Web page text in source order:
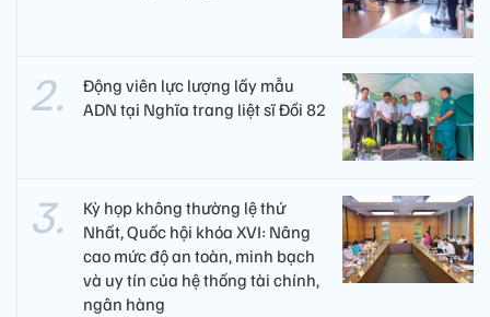
Động viên lực lượng lấy mẫu
ADN tại Nghĩa trang liệt sĩ Đồi 82​
Kỳ họp không thường lệ thứ
Nhất, Quốc hội khóa XVI: Nâng
cao mức độ an toàn, minh bạch
và uy tín của hệ thống tài chính,
ngân hàng